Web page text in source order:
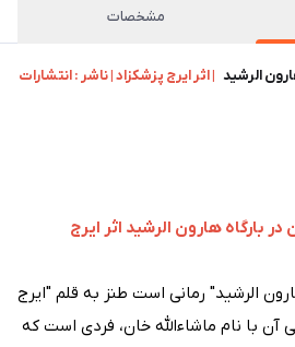
مشخصات
الرشید | اثر ایرج پزشکزاد | ناشر : انتشارات
بارگاه هارون الرشید اثر ایرج
الرشید" رمانی است طنز به قلم "ایرج
با نام ماشاءالله خان، فردی است که